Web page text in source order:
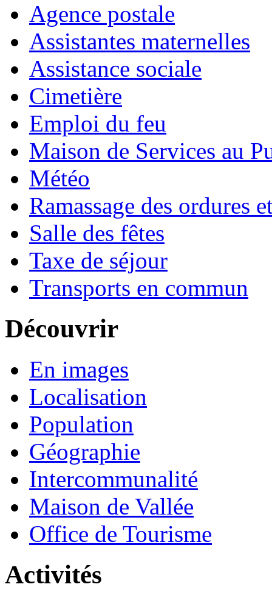
Agence postale
Assistantes maternelles
Assistance sociale
Cimetière
Emploi du feu
Maison de Services au
Météo
Ramassage des ordures
Salle des fêtes
Taxe de séjour
Transports en commun
Découvrir
En images
Localisation
Population
Géographie
Intercommunalité
Maison de Vallée
Office de Tourisme
Activités